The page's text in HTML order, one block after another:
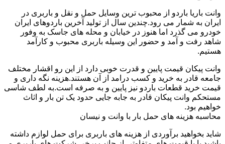
وانت باریا باردو از محبوب ترین وسایل حمل و نقل و باربری در
ایران به شمار می رود.چندین سال از تولید آخرین باردوهای ایران
خودرو می گذرد اما هنوز در خیابان و محله های جاسک به وفور
شاهد رفت و آمد و حضور این وسیله باربری محبوب و کارآمد
هستیم.
وانت پیکان قیمت پایین و قدرت خوبی دارد از این رو اقشار مختلف
جامعه قادر به خرید و کسب درامد از آن هستند.هزینه نگه داری و
قیمت خرید قطعات باردو نیز پایین و به صرفه است.به لطف شاسی
مستحکم وانت پیکان قادر به جابه جایی حدود یک تن بار و اثاث
خواهیم بود.
محاسبه هزینه های حمل بار با وانت و نیسان
شاید بخواهید برآوردی از هزینه های باربری برای حمل لوازم داشته